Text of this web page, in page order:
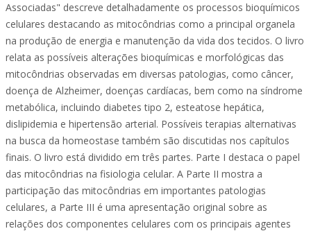
Associadas" descreve detalhadamente os processos bioquímicos
celulares destacando as mitocôndrias como a principal organela
na produção de energia e manutenção da vida dos tecidos. O livro
relata as possíveis alterações bioquímicas e morfológicas das
mitocôndrias observadas em diversas patologias, como câncer,
doença de Alzheimer, doenças cardíacas, bem como na síndrome
metabólica, incluindo diabetes tipo 2, esteatose hepática,
dislipidemia e hipertensão arterial. Possíveis terapias alternativas
na busca da homeostase também são discutidas nos capítulos
finais. O livro está dividido em três partes. Parte I destaca o papel
das mitocôndrias na fisiologia celular. A Parte II mostra a
participação das mitocôndrias em importantes patologias
celulares, a Parte III é uma apresentação original sobre as
relações dos componentes celulares com os principais agentes